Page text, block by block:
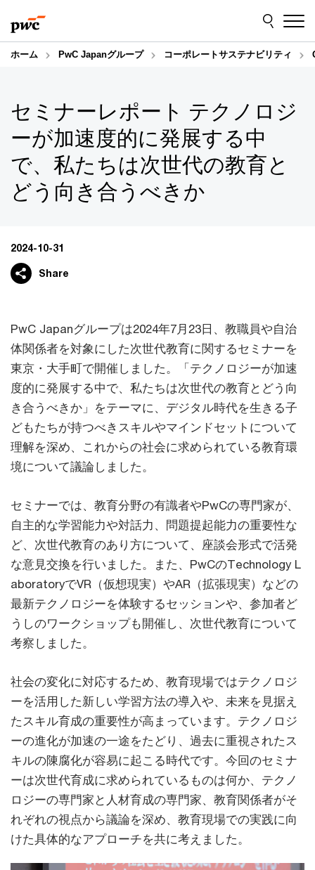
to
content
to
footer
ホーム PwC Japanグループ コーポレートサステナビリティ
セミナーレポート テクノロジ
ーが加速度的に発展する中
で、私たちは次世代の教育と
どう向き合うべきか
2024-10-31
Share
PwC Japanグループは2024年7月23日、教職員や自治
体関係者を対象にした次世代教育に関するセミナーを
東京・大手町で開催しました。「テクノロジーが加速
度的に発展する中で、私たちは次世代の教育とどう向
き合うべきか」をテーマに、デジタル時代を生きる子
どもたちが持つべきスキルやマインドセットについて
理解を深め、これからの社会に求められている教育環
境について議論しました。
セミナーでは、教育分野の有識者やPwCの専門家が、
自主的な学習能力や対話力、問題提起能力の重要性な
ど、次世代教育のあり方について、座談会形式で活発
な意見交換を行いました。また、PwCのTechnology L
aboratoryでVR（仮想現実）やAR（拡張現実）などの
最新テクノロジーを体験するセッションや、参加者ど
うしのワークショップも開催し、次世代教育について
考察しました。
社会の変化に対応するため、教育現場ではテクノロジ
ーを活用した新しい学習方法の導入や、未来を見据え
たスキル育成の重要性が高まっています。テクノロジ
ーの進化が加速の一途をたどり、過去に重視されたス
キルの陳腐化が容易に起こる時代です。今回のセミナ
ーは次世代育成に求められているものは何か、テクノ
ロジーの専門家と人材育成の専門家、教育関係者がそ
れぞれの視点から議論を深め、教育現場での実践に向
けた具体的なアプローチを共に考えました。